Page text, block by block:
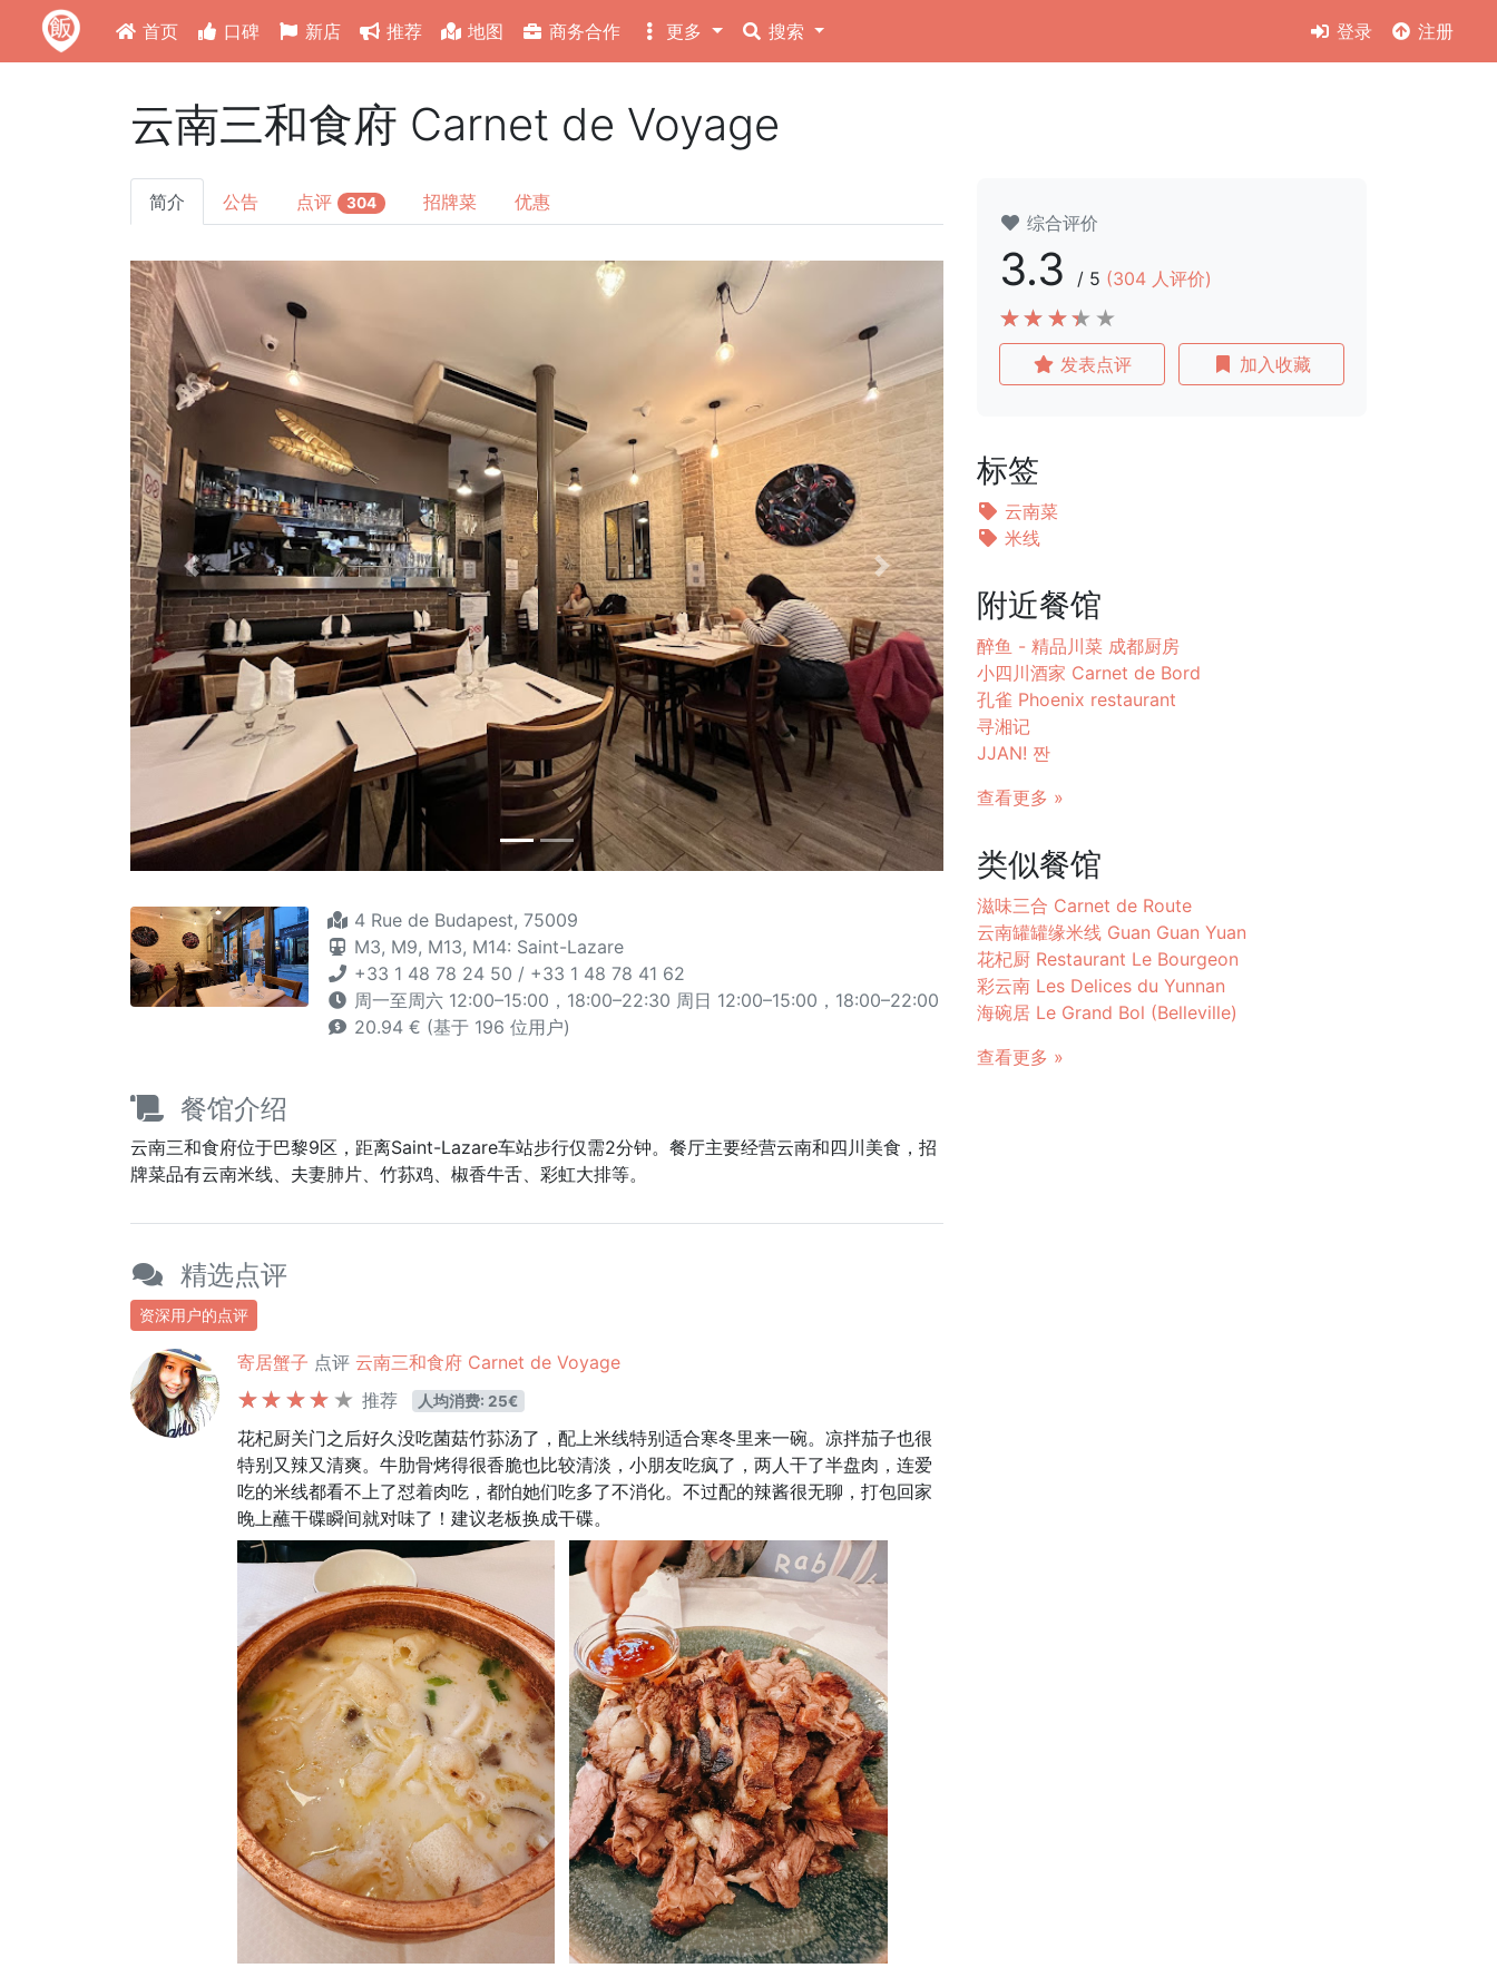
首页 口碑 新店 推荐 地图 商务合作 更多 搜索 登录 注册
云南三和食府 Carnet de Voyage
简介 公告 点评 304 招牌菜 优惠
Previous Next
4 Rue de Budapest, 75009
M3, M9, M13, M14: Saint-Lazare
+33 1 48 78 24 50 / +33 1 48 78 41 62
周一至周六 12:00–15:00，18:00–22:30 周日 12:00–15:00，18:00–22:00
20.94 € (基于 196 位用户)
餐馆介绍
云南三和食府位于巴黎9区，距离Saint-Lazare车站步行仅需2分钟。餐厅主要经营云南和四川美食，招
牌菜品有云南米线、夫妻肺片、竹荪鸡、椒香牛舌、彩虹大排等。
精选点评
资深用户的点评
寄居蟹子 点评 云南三和食府 Carnet de Voyage
推荐
人均消费: 25€
花杞厨关门之后好久没吃菌菇竹荪汤了，配上米线特别适合寒冬里来一碗。凉拌茄子也很
特别又辣又清爽。牛肋骨烤得很香脆也比较清淡，小朋友吃疯了，两人干了半盘肉，连爱
吃的米线都看不上了怼着肉吃，都怕她们吃多了不消化。不过配的辣酱很无聊，打包回家
晚上蘸干碟瞬间就对味了！建议老板换成干碟。
综合评价
3.3 / 5 (304 人评价)
发表点评 加入收藏
标签
云南菜
米线
附近餐馆
醉鱼 - 精品川菜 成都厨房
小四川酒家 Carnet de Bord
孔雀 Phoenix restaurant
寻湘记
JJAN! 짠
查看更多 »
类似餐馆
滋味三合 Carnet de Route
云南罐罐缘米线 Guan Guan Yuan
花杞厨 Restaurant Le Bourgeon
彩云南 Les Delices du Yunnan
海碗居 Le Grand Bol (Belleville)
查看更多 »